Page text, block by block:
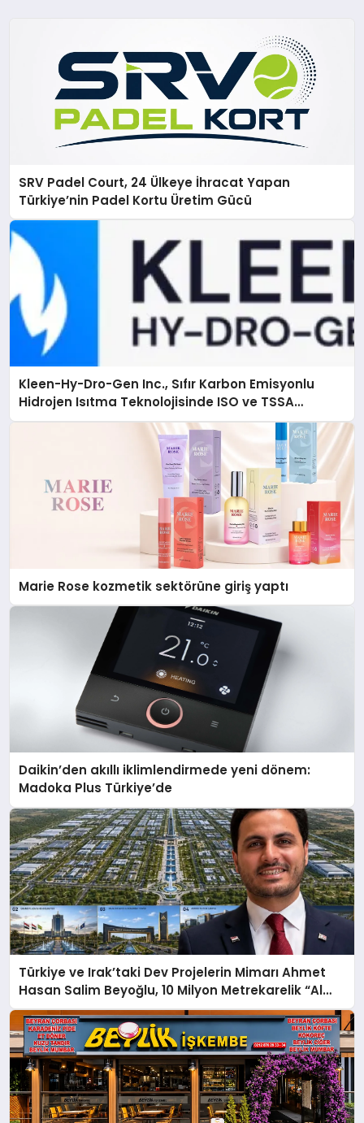
SRV Padel Court, 24 Ülkeye İhracat Yapan
Türkiye’nin Padel Kortu Üretim Gücü
Kleen-Hy-Dro-Gen Inc., Sıfır Karbon Emisyonlu
Hidrojen Isıtma Teknolojisinde ISO ve TSSA
Düzenleyici Onaylarını Aldı
Marie Rose kozmetik sektörüne giriş yaptı
Daikin’den akıllı iklimlendirmede yeni dönem:
Madoka Plus Türkiye’de
Türkiye ve Irak’taki Dev Projelerin Mimarı Ahmet
Hasan Salim Beyoğlu, 10 Milyon Metrekarelik “Al
Yusuf Holding Industrial City” Projesini Hayata
Geçirecek